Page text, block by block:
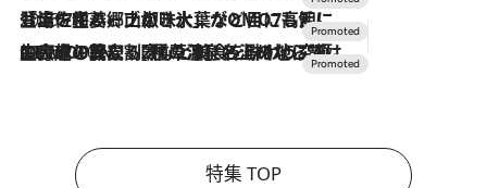
2026.7.17
「土佐和ハーブかき氷」がOMO7高知に登場！生姜、山椒、大葉など目にも舌にも涼を呼ぶ郷土の味
2026.7.10
NEW OPEN！【界 草津】名湯の地に誕生。趣の異なる2種の温泉と上州ならではの会席・蕎麦割烹など美食を味わう究極の癒やし旅
特集 TOP